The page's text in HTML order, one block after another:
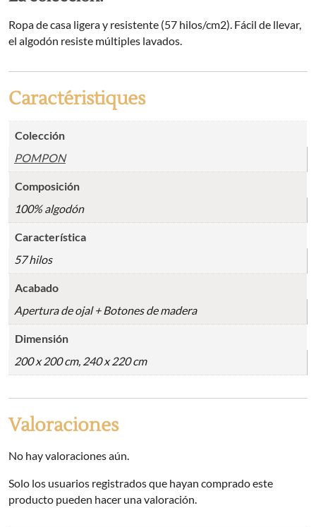
Ropa de casa ligera y resistente (57 hilos/cm2). Fácil de llevar,
el algodón resiste múltiples lavados.
Caractéristiques
Colección
POMPON
Composición
100% algodón
Característica
57 hilos
Acabado
Apertura de ojal + Botones de madera
Dimensión
200 x 200 cm, 240 x 220 cm
Valoraciones
No hay valoraciones aún.
Solo los usuarios registrados que hayan comprado este
producto pueden hacer una valoración.